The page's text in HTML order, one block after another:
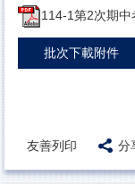
114-1第2次期
批次下載附件
友善列印 分